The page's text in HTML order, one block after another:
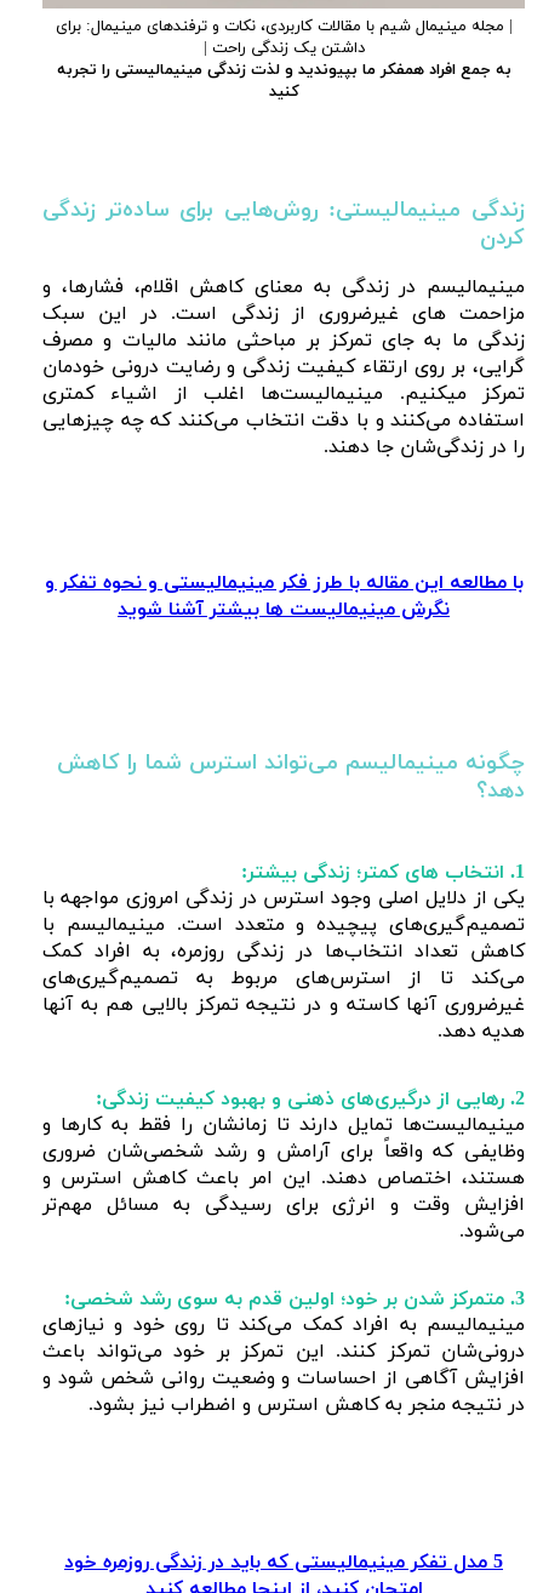
| مجله مینیمال شیم با مقالات کاربردی، نکات و ترفندهای مینیمال: برای
داشتن یک زندگی راحت |
به جمع افراد همفکر ما بپیوندید و لذت زندگی مینیمالیستی را تجربه
کنید
زندگی مینیمالیستی: روش‌هایی برای ساده‌تر زندگی
کردن
مینیمالیسم در زندگی به معنای کاهش اقلام، فشارها، و
مزاحمت های غیرضروری از زندگی است. در این سبک
زندگی ما به جای تمرکز بر مباحثی مانند مالیات و مصرف
گرایی، بر روی ارتقاء کیفیت زندگی و رضایت درونی خودمان
تمرکز میکنیم. مینیمالیست‌ها اغلب از اشیاء کمتری
استفاده می‌کنند و با دقت انتخاب می‌کنند که چه چیزهایی
را در زندگی‌شان جا دهند.
با مطالعه این مقاله با طرز فکر مینیمالیستی و نحوه تفکر و
نگرش مینیمالیست ها بیشتر آشنا شوید
چگونه مینیمالیسم می‌تواند استرس شما را کاهش
دهد؟
1. انتخاب های کمتر؛ زندگی بیشتر:
یکی از دلایل اصلی وجود استرس در زندگی امروزی مواجهه با
تصمیم‌گیری‌های پیچیده و متعدد است. مینیمالیسم با
کاهش تعداد انتخاب‌ها در زندگی روزمره، به افراد کمک
می‌کند تا از استرس‌های مربوط به تصمیم‌گیری‌های
غیرضروری آنها کاسته و در نتیجه تمرکز بالایی هم به آنها
هدیه دهد.
2. رهایی از درگیری‌های ذهنی و بهبود کیفیت زندگی:
مینیمالیست‌ها تمایل دارند تا زمانشان را فقط به کارها و
وظایفی که واقعاً برای آرامش و رشد شخصی‌شان ضروری
هستند، اختصاص دهند. این امر باعث کاهش استرس و
افزایش وقت و انرژی برای رسیدگی به مسائل مهم‌تر
می‌شود.
3. متمرکز شدن بر خود؛ اولین قدم به سوی رشد شخصی:
مینیمالیسم به افراد کمک می‌کند تا روی خود و نیازهای
درونی‌شان تمرکز کنند. این تمرکز بر خود می‌تواند باعث
افزایش آگاهی از احساسات و وضعیت روانی شخص شود و
در نتیجه منجر به کاهش استرس و اضطراب نیز بشود.
5 مدل تفکر مینیمالیستی که باید در زندگی روزمره خود